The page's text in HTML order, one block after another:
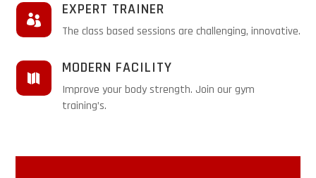

EXPERT TRAINER
The class based sessions are challenging, innovative.

MODERN FACILITY
Improve your body strength. Join our gym
training’s.